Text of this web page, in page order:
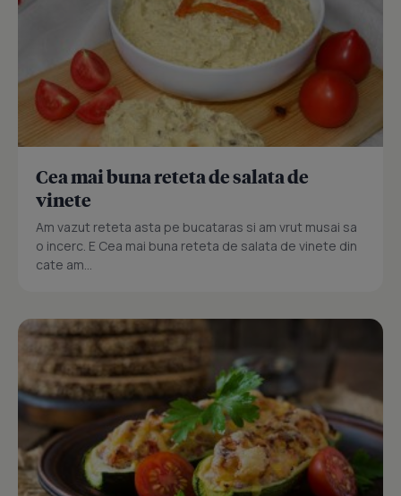
Cea mai buna reteta de salata de
vinete
Am vazut reteta asta pe bucataras si am vrut musai sa
o incerc. E Cea mai buna reteta de salata de vinete din
cate am...